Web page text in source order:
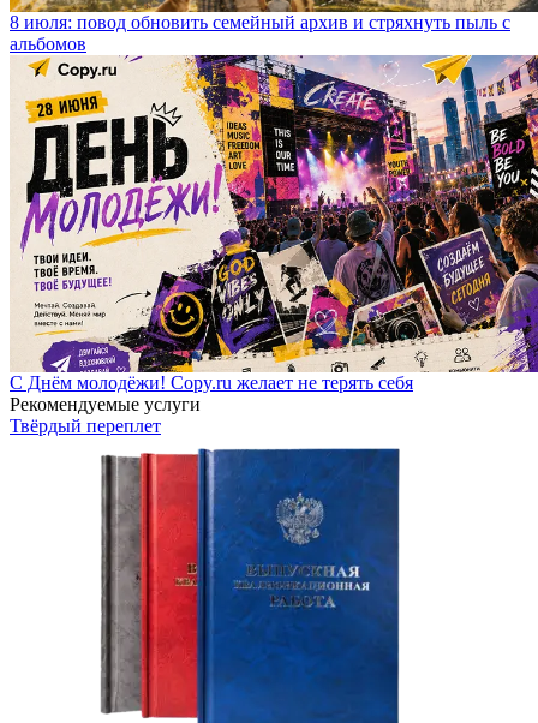
8 июля: повод обновить семейный архив и стряхнуть пыль с
альбомов
С Днём молодёжи! Copy.ru желает не терять себя
Рекомендуемые услуги
Твёрдый переплет